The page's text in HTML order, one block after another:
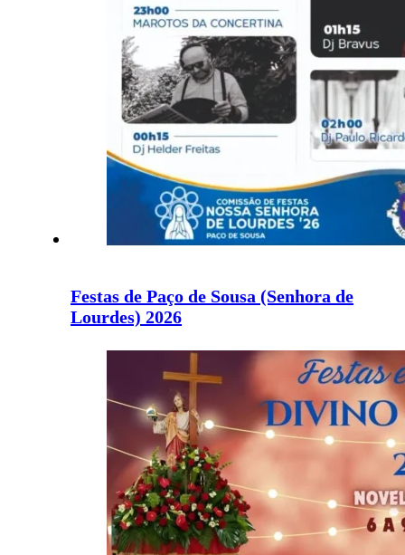
Festas de Paço de Sousa (Senhora de
Lourdes) 2026